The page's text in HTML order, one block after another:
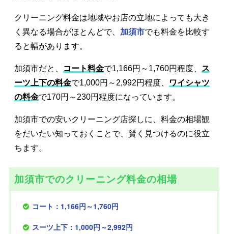
クリーニング料金は地域やお店の立地によっても大き
く異なる場合がほとんどで、 加須市でも料金を比較す
ると幅があります。
加須市だと、 コート料金で1,166円～1,760円程度、
ス
ーツ上下の料金で1,000円～2,992円程度、
ワイシャツ
の料金で170円～230円程度になっています。
加須市での安いクリーニング店探しに、料金の相場観
をだいたい知っておくことで、賢く見つけるのに役立
ちます。
加須市でのクリーニング料金の相場
コート：1,166円～1,760円
スーツ上下：1,000円～2,992円